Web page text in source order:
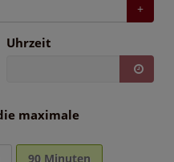
+
Uhrzeit
maximale
90 Minuten